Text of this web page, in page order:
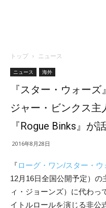
トップ ニュース
ニュース 海外
『スター・ウォー
ジャー・ビンクス
『Rogue Binks』が
2016年8月28日
『ローグ・ワン/スター・
12月16日全国公開予定）
ィ・ジョーンズ）に代わっ
イトルロールを演じる非公